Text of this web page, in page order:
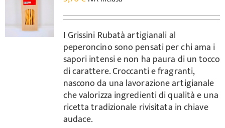
I Grissini Rubatà artigianali al
peperoncino sono pensati per chi ama i
sapori intensi e non ha paura di un tocco
di carattere. Croccanti e fragranti,
nascono da una lavorazione artigianale
che valorizza ingredienti di qualità e una
ricetta tradizionale rivisitata in chiave
audace.